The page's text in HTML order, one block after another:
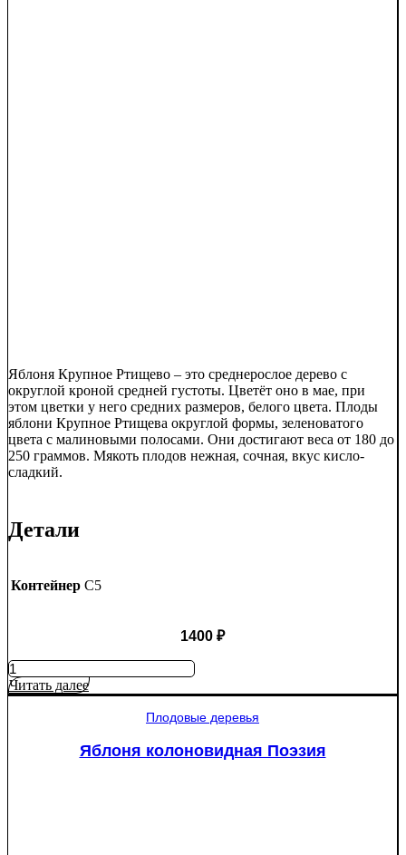
Яблоня Крупное Ртищево – это среднерослое дерево с
округлой кроной средней густоты. Цветёт оно в мае, при
этом цветки у него средних размеров, белого цвета. Плоды
яблони Крупное Ртищева округлой формы, зеленоватого
цвета с малиновыми полосами. Они достигают веса от 180 до
250 граммов. Мякоть плодов нежная, сочная, вкус кисло-
сладкий.
Детали
Контейнер C5
1400 ₽
Количество
товара
Яблоня
Читать далее
Плодовые деревья
Яблоня колоновидная Поэзия